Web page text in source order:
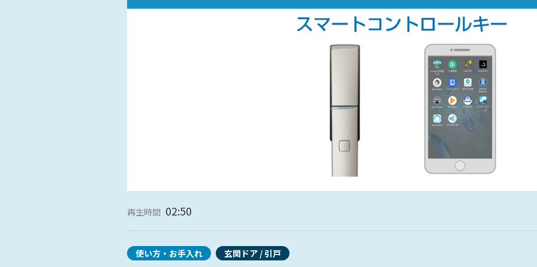
高松 SR 愛媛 PR
ショールームに関するよくあるご質問
再生時間 02:50
使い方・お手入れ 玄関ドア / 引戸